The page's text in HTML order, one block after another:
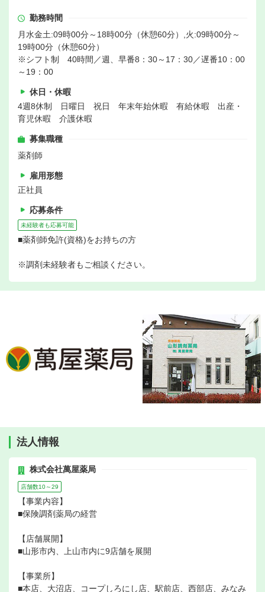
勤務時間
月水金土:09時00分～18時00分（休憩60分）,火:09時00分～
19時00分（休憩60分）
※シフト制 40時間／週、早番8：30～17：30／遅番10：00
～19：00
休日・休暇
4週8休制 日曜日 祝日 年末年始休暇 有給休暇 出産・
育児休暇 介護休暇
募集職種
薬剤師
雇用形態
正社員
応募条件
未経験者も応募可能
■薬剤師免許(資格)をお持ちの方
※調剤未経験者もご相談ください。
法人情報
株式会社萬屋薬局
店舗数10～29
【事業内容】
■保険調剤薬局の経営
【店舗展開】
■山形市内、上山市内に9店舗を展開
【事業所】
■本店、大沼店、コープしろにし店、駅前店、西部店、みなみ